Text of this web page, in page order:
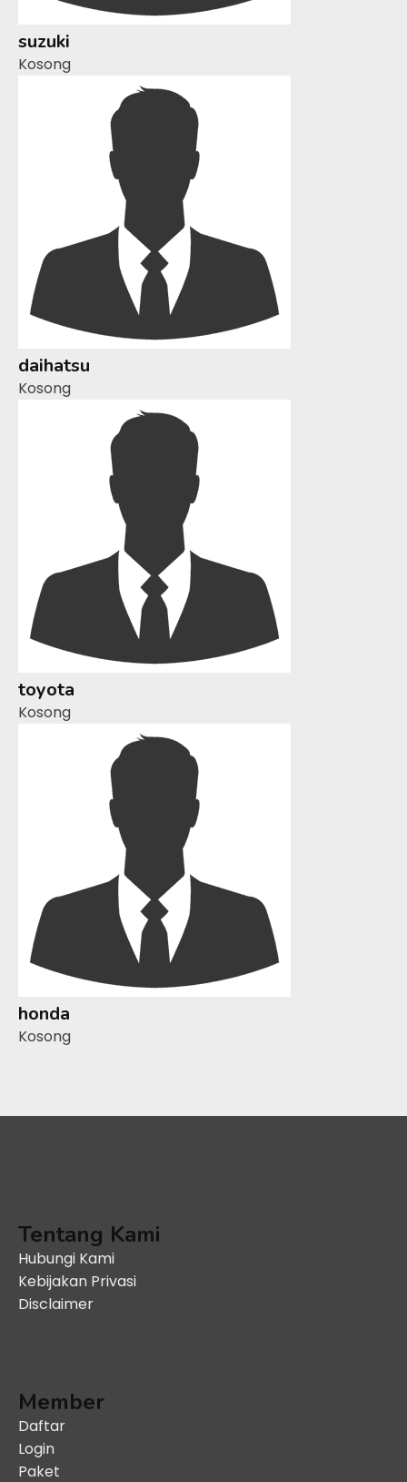
suzuki
Kosong
daihatsu
Kosong
toyota
Kosong
honda
Kosong
Tentang Kami
Hubungi Kami
Kebijakan Privasi
Disclaimer
Member
Daftar
Login
Paket